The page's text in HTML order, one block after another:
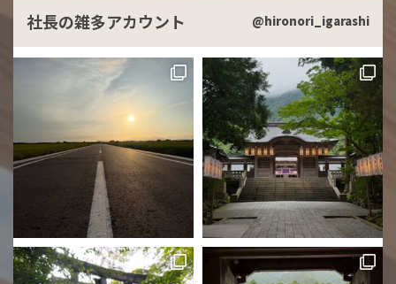
社長の雑多アカウント @hironori_igarashi